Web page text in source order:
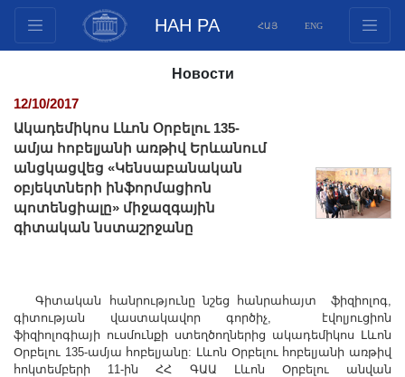
НАН РА ՀԱՅ ENG
Инновационные предложения
Публикации
Фонды
Конференции
Молодежные программы
Фотогалерея
Видеогалерея
Новости
12/10/2017
Ակադեմիկոս Լևոն Օրբելու 135-
ամյա հոբելյանի առթիվ Երևանում
անցկացվեց «Կենսաբանական
օբյեկտների ինֆորմացիոն
պոտենցիալը» միջազգային
գիտական նստաշրջանը
Գիտական հանրությունը նշեց հանրահայտ ֆիզիոլոգ,
գիտության վաստակավոր գործիչ, էվոլյուցիոն
ֆիզիոլոգիայի ուսմունքի ստեղծողներից ակադեմիկոս Լևոն
Օրբելու 135-ամյա հոբելյանը: Լևոն Օրբելու հոբելյանի առթիվ
հոկտեմբերի 11-ին ՀՀ ԳԱԱ Լևոն Օրբելու անվան